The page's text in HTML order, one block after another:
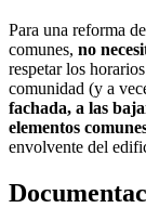
Para una reforma
comunes, no
respetar los
comunidad (y a
fachada, a las
elementos
envolvente del